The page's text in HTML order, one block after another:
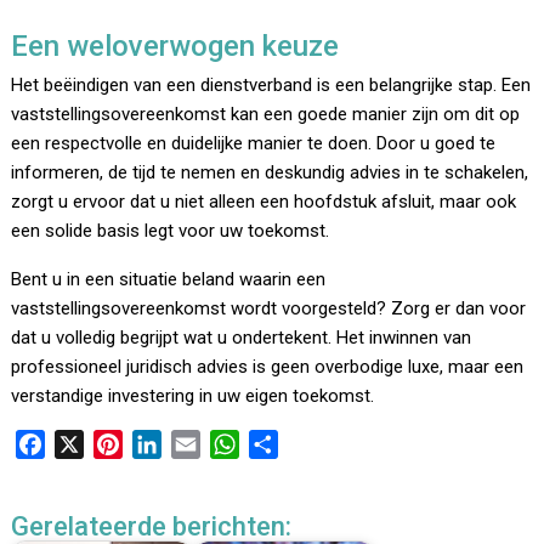
Een weloverwogen keuze
Het beëindigen van een dienstverband is een belangrijke stap. Een
vaststellingsovereenkomst kan een goede manier zijn om dit op
een respectvolle en duidelijke manier te doen. Door u goed te
informeren, de tijd te nemen en deskundig advies in te schakelen,
zorgt u ervoor dat u niet alleen een hoofdstuk afsluit, maar ook
een solide basis legt voor uw toekomst.
Bent u in een situatie beland waarin een
vaststellingsovereenkomst wordt voorgesteld? Zorg er dan voor
dat u volledig begrijpt wat u ondertekent. Het inwinnen van
professioneel juridisch advies is geen overbodige luxe, maar een
verstandige investering in uw eigen toekomst.
e
t
k
i
W
t
e
Gerelateerde berichten: